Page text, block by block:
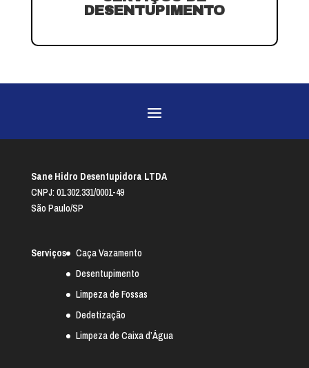
DESENTUPIMENTO
Sane Hidro Desentupidora LTDA
CNPJ: 01.302.331/0001-49
São Paulo/SP
Serviços
Caça Vazamento
Desentupimento
Limpeza de Fossas
Dedetização
Limpeza de Caixa d’Água